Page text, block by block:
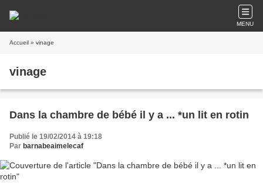
MENU
Accueil » vinage
vinage
Dans la chambre de bébé il y a ... *un lit en rotin
Publié le 19/02/2014 à 19:18
Par barnabeaimelecaf